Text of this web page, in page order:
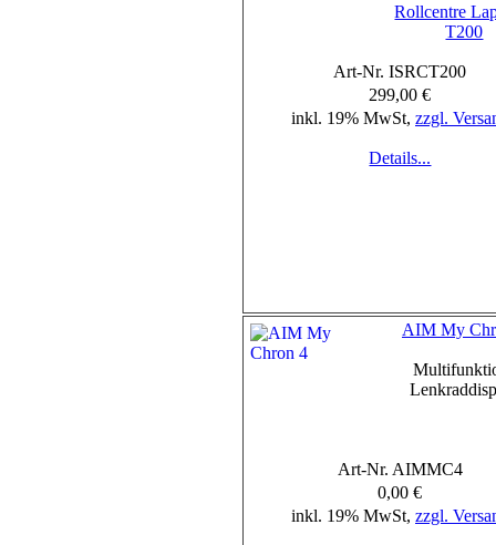
Rollcentre
T200
Art-Nr. ISRCT200
299,00 €
inkl. 19% MwSt, zzgl.
Details...
AIM My
Art-Nr. AIMMC4
0,00 €
inkl. 19% MwSt, zzgl.